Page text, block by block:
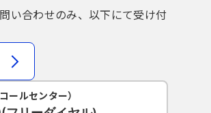
い合わせのみ、以下にて受け付
ールセンター）